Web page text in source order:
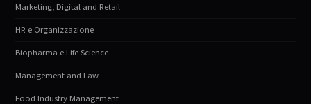
Marketing, Digital and Retail
HR e Organizzazione
Biopharma e Life Science
Management and Law
Food Industry Management